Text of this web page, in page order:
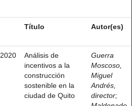
Título Autor(es)
2020
Análisis de
incentivos a la
construcción
sostenible en la
ciudad de Quito
Guerra
Moscoso,
Miguel
Andrés,
director;